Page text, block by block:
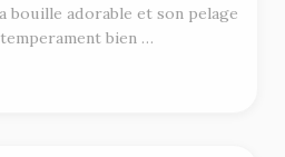
bouille adorable et son pelage
bien …